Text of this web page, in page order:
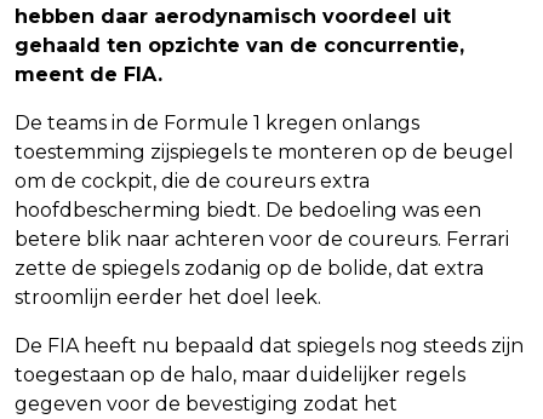
hebben daar aerodynamisch voordeel uit
gehaald ten opzichte van de concurrentie,
meent de FIA.
De teams in de Formule 1 kregen onlangs
toestemming zijspiegels te monteren op de beugel
om de cockpit, die de coureurs extra
hoofdbescherming biedt. De bedoeling was een
betere blik naar achteren voor de coureurs. Ferrari
zette de spiegels zodanig op de bolide, dat extra
stroomlijn eerder het doel leek.
De FIA heeft nu bepaald dat spiegels nog steeds zijn
toegestaan op de halo, maar duidelijker regels
gegeven voor de bevestiging zodat het